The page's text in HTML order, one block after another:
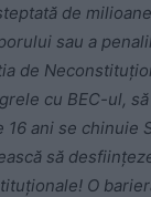
de
sau a
de
cu BEC-ul,
16 ani se chinuie
să
O